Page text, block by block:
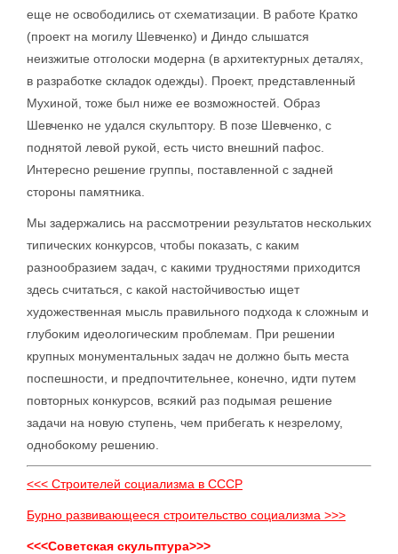
еще не освободились от схематизации. В работе Кратко
(проект на могилу Шевченко) и Диндо слышатся
неизжитые отголоски модерна (в архитектурных деталях,
в разработке складок одежды). Проект, представленный
Мухиной, тоже был ниже ее возможностей. Образ
Шевченко не удался скульптору. В позе Шевченко, с
поднятой левой рукой, есть чисто внешний пафос.
Интересно решение группы, поставленной с задней
стороны памятника.
Мы задержались на рассмотрении результатов нескольких
типических конкурсов, чтобы показать, с каким
разнообразием задач, с какими трудностями приходится
здесь считаться, с какой настойчивостью ищет
художественная мысль правильного подхода к сложным и
глубоким идеологическим проблемам. При решении
крупных монументальных задач не должно быть места
поспешности, и предпочтительнее, конечно, идти путем
повторных конкурсов, всякий раз подымая решение
задачи на новую ступень, чем прибегать к незрелому,
однобокому решению.
<<< Строителей социализма в СССР
Бурно развивающееся строительство социализма >>>
<<<Советская скульптура>>>